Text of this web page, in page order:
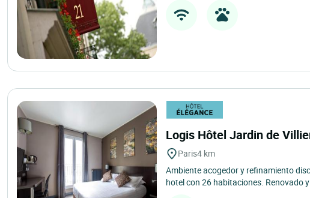
Logis Hôtel Jardin de
Paris4 km
Ambiente acogedor y refinamiento
hotel con 26 habitaciones. Renovado